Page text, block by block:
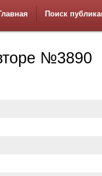
Поиск
№3890